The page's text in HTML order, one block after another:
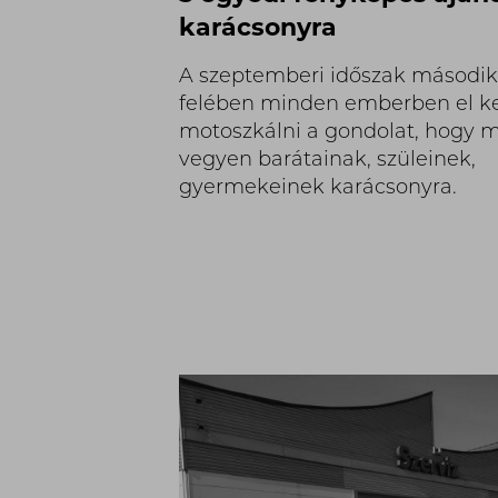
karácsonyra
A szeptemberi időszak második
felében minden emberben el
motoszkálni a gondolat, hogy
vegyen barátainak, szüleinek,
gyermekeinek karácsonyra.